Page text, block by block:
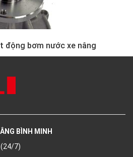
động bơm nước xe nâng
BÌNH MINH
7)